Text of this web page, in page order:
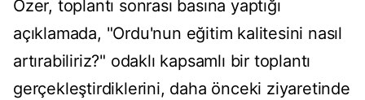
Özer, toplantı sonrası basına yaptığı
açıklamada, "Ordu'nun eğitim kalitesini nasıl
artırabiliriz?" odaklı kapsamlı bir toplantı
gerçekleştirdiklerini, daha önceki ziyaretinde